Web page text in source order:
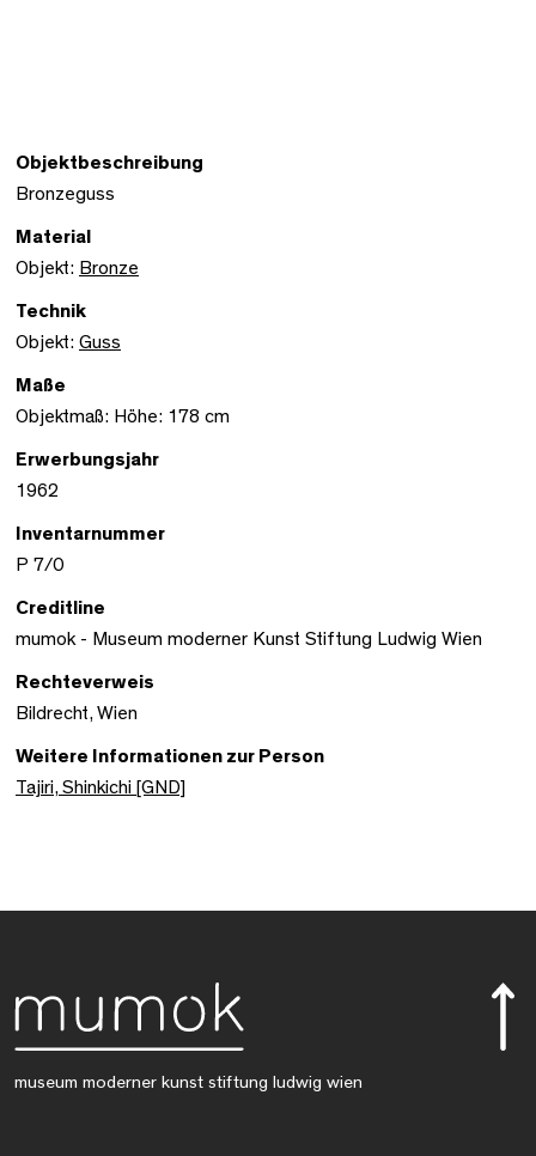
Objektbeschreibung
Bronzeguss
Material
Objekt: Bronze
Technik
Objekt: Guss
Maße
Objektmaß: Höhe: 178 cm
Erwerbungsjahr
1962
Inventarnummer
P 7/0
Creditline
mumok - Museum moderner Kunst Stiftung Ludwig Wien
Rechteverweis
Bildrecht, Wien
Weitere Informationen zur Person
Tajiri, Shinkichi [GND]
museum moderner kunst stiftung ludwig wien